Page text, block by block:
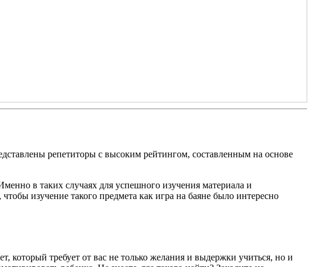
репетиторы с высоким рейтингом, составленным на основе
в таких случаях для успешного изучения материала и
изучение такого предмета как игра на баяне было интересно
требует от вас не только желания и выдержки учиться, но и